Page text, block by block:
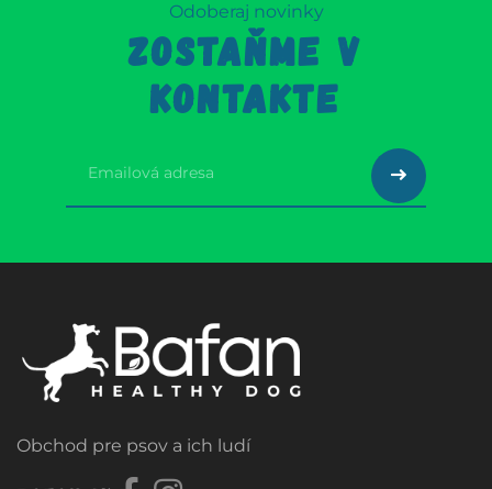
Odoberaj novinky
ZOSTAŇME V
KONTAKTE
Obchod pre psov a ich ludí